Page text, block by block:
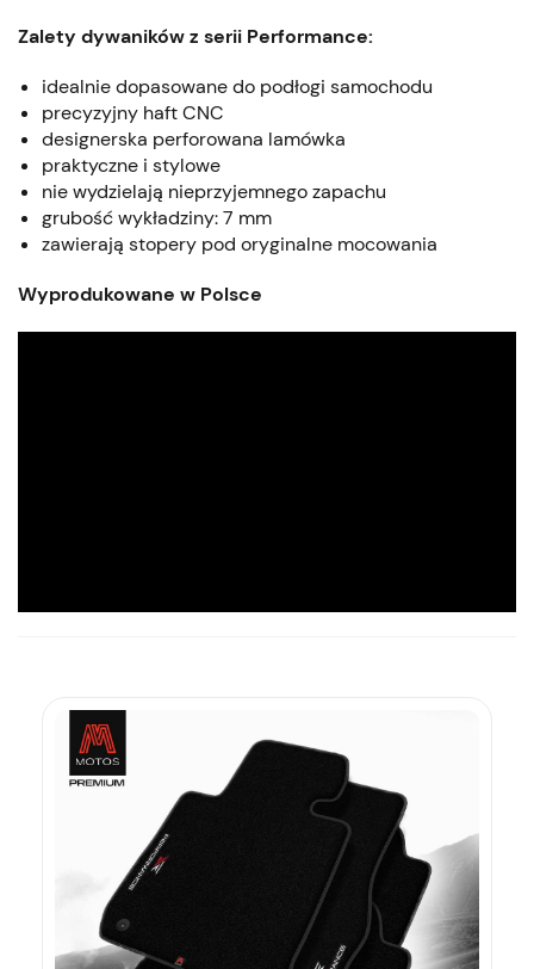
Zalety dywaników z serii Performance:
idealnie dopasowane do podłogi samochodu
precyzyjny haft CNC
designerska perforowana lamówka
praktyczne i stylowe
nie wydzielają nieprzyjemnego zapachu
grubość wykładziny: 7 mm
zawierają stopery pod oryginalne mocowania
Wyprodukowane w Polsce